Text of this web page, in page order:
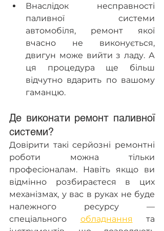
Внаслідок несправності
паливної системи
автомобіля, ремонт якої
вчасно не виконується,
двигун може вийти з ладу. А
ця процедура ще більш
відчутно вдарить по вашому
гаманцю.
Де виконати ремонт паливної
системи?
Довірити такі серйозні ремонтні
роботи можна тільки
професіоналам. Навіть якщо ви
відмінно розбираєтеся в цих
механізмах, у вас в руках не буде
належного ресурсу —
спеціального обладнання та